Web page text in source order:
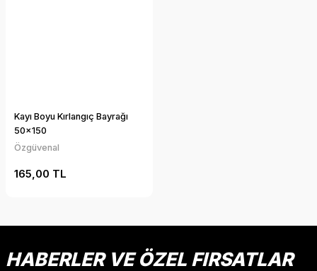
Kayı Boyu Kırlangıç Bayrağı
50x150
Özgüvenal
165,00 TL
HABERLER VE ÖZEL FIRSATLAR